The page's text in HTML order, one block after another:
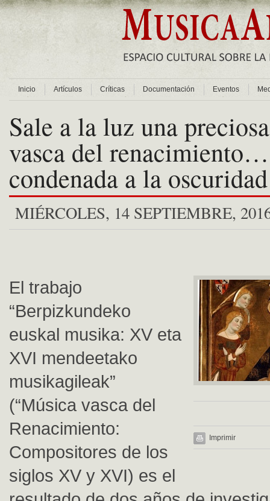
Inicio Artículos Críticas Documentación Eventos
Sale a la luz una
vasca del
condenada a la oscuridad
MIÉRCOLES, 14 SEPTIEMBRE,
Imprimir
El trabajo
“Berpizkundeko
euskal musika: XV eta
XVI mendeetako
musikagileak”
(“Música vasca del
Renacimiento:
Compositores de los
siglos XV y XVI) es el